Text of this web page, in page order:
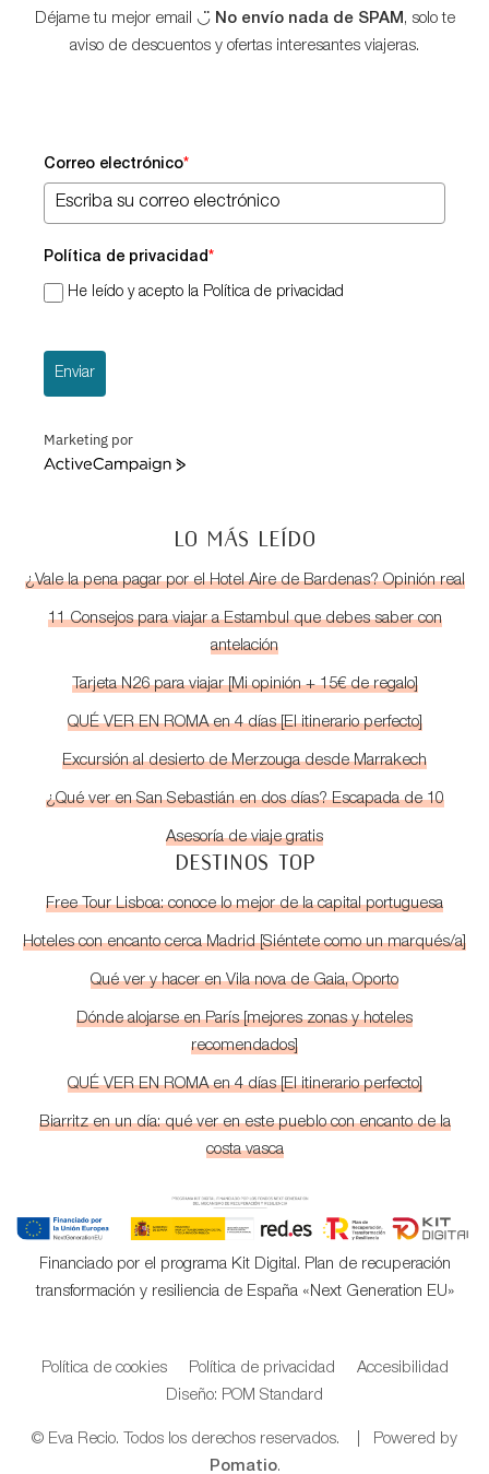
Déjame tu mejor email ◡̈ No envío nada de SPAM, solo te
aviso de descuentos y ofertas interesantes viajeras.
Correo electrónico*
Política de privacidad*
He leído y acepto la Política de privacidad
Enviar
Marketing por
ActiveCampaign
LO MÁS LEÍDO
¿Vale la pena pagar por el Hotel Aire de Bardenas? Opinión real
11 Consejos para viajar a Estambul que debes saber con
antelación
Tarjeta N26 para viajar [Mi opinión + 15€ de regalo]
QUÉ VER EN ROMA en 4 días [El itinerario perfecto]
Excursión al desierto de Merzouga desde Marrakech
¿Qué ver en San Sebastián en dos días? Escapada de 10
Asesoría de viaje gratis
DESTINOS TOP
Free Tour Lisboa: conoce lo mejor de la capital portuguesa
Hoteles con encanto cerca Madrid [Siéntete como un marqués/a]
Qué ver y hacer en Vila nova de Gaia, Oporto
Dónde alojarse en París [mejores zonas y hoteles
recomendados]
QUÉ VER EN ROMA en 4 días [El itinerario perfecto]
Biarritz en un día: qué ver en este pueblo con encanto de la
costa vasca
Financiado por el programa Kit Digital. Plan de recuperación
transformación y resiliencia de España «Next Generation EU»
Política de cookies Política de privacidad
Accesibilidad
Diseño: POM Standard
© Eva Recio. Todos los derechos reservados. | Powered by
Pomatio.